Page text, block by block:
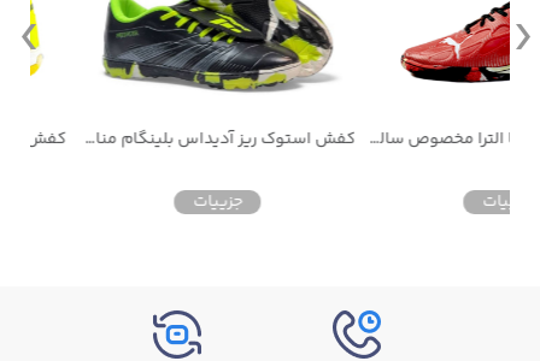
کفش استوک ریز آدیداس بلينگام مناسب چمن مصنوعی